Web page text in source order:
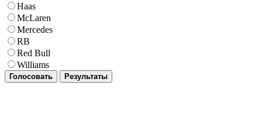
Haas
McLaren
Mercedes
RB
Red Bull
Williams
Голосовать Результаты